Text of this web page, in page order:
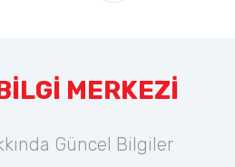
MERKEZİ
Güncel Bilgiler